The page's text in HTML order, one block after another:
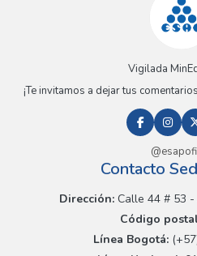
Vigilada
¡Te invitamos a dejar tus
Contacto
Dirección:Calle 44 # 53 -
Código
Línea Bogotá: